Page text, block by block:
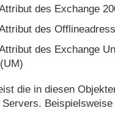
des Exchange
des
des Exchange
die in diesen